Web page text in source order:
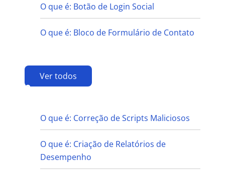
O que é: Botão de Login Social
O que é: Bloco de Formulário de Contato
Ver todos
C
O que é: Correção de Scripts Maliciosos
O que é: Criação de Relatórios de
Desempenho